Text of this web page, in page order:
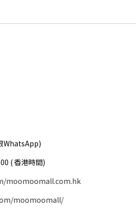
WhatsApp)
( 香港時間)
moomoomall.com.hk
moomoomall/